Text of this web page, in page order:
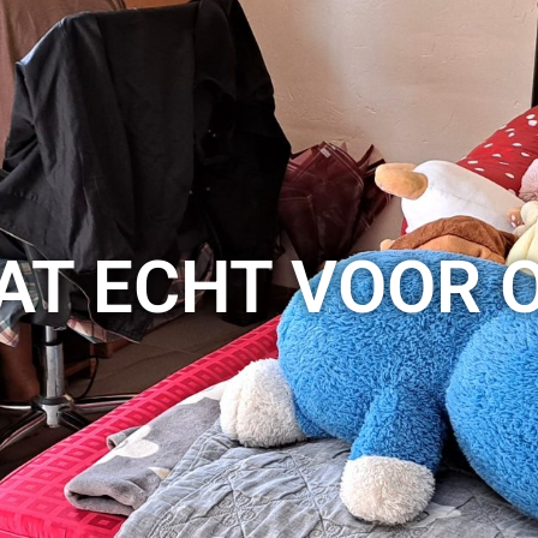
ECHT VOOR